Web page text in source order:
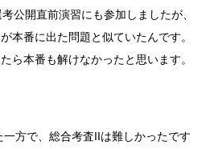
公開直前演習にも参加しましたが、
本番に出た問題と似ていたんです。
ら本番も解けなかったと思います。
方で、総合考査IIは難しかったです